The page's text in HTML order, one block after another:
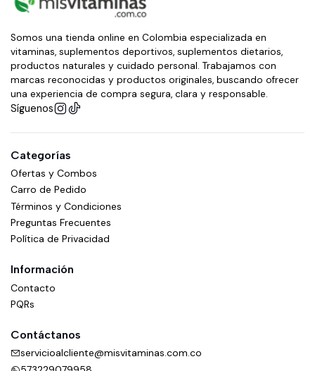
Somos una tienda online en Colombia especializada en
vitaminas, suplementos deportivos, suplementos dietarios,
productos naturales y cuidado personal. Trabajamos con
marcas reconocidas y productos originales, buscando ofrecer
una experiencia de compra segura, clara y responsable.
Síguenos
Categorías
Ofertas y Combos
Carro de Pedido
Términos y Condiciones
Preguntas Frecuentes
Política de Privacidad
Información
Contacto
PQRs
Contáctanos
servicioalcliente@misvitaminas.com.co